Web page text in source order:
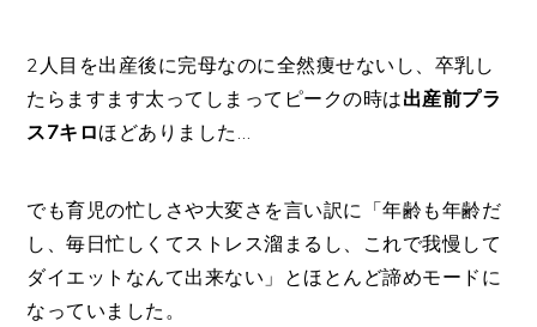
2人目を出産後に完母なのに全然痩せないし、卒乳し
たらますます太ってしまってピークの時は出産前プラ
ス7キロほどありました…
でも育児の忙しさや大変さを言い訳に「年齢も年齢だ
し、毎日忙しくてストレス溜まるし、これで我慢して
ダイエットなんて出来ない」とほとんど諦めモードに
なっていました。